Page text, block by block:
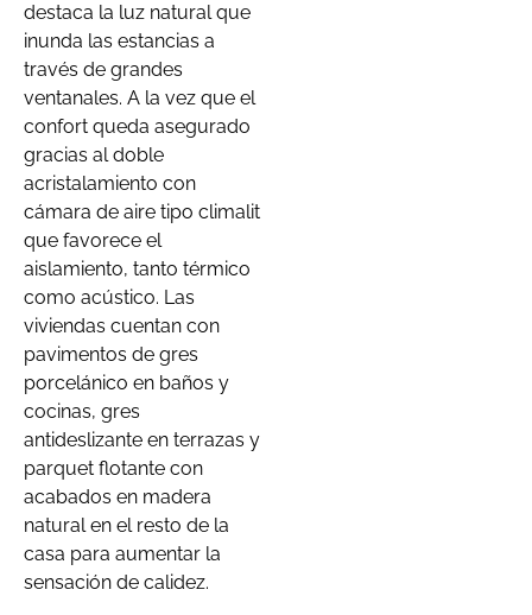
destaca la luz natural que
inunda las estancias a
través de grandes
ventanales. A la vez que el
confort queda asegurado
gracias al doble
acristalamiento con
cámara de aire tipo climalit
que favorece el
aislamiento, tanto térmico
como acústico. Las
viviendas cuentan con
pavimentos de gres
porcelánico en baños y
cocinas, gres
antideslizante en terrazas y
parquet flotante con
acabados en madera
natural en el resto de la
casa para aumentar la
sensación de calidez.